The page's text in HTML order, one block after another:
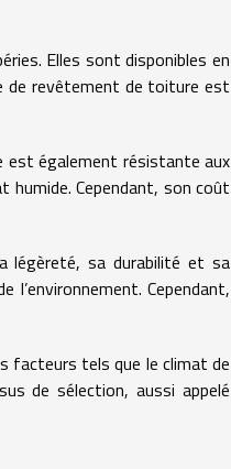
Elles sont disponibles en
de revêtement de toiture est
est également résistante aux
humide. Cependant, son coût
légèreté, sa durabilité et sa
Cependant,
facteurs tels que le climat de
de sélection, aussi appelé